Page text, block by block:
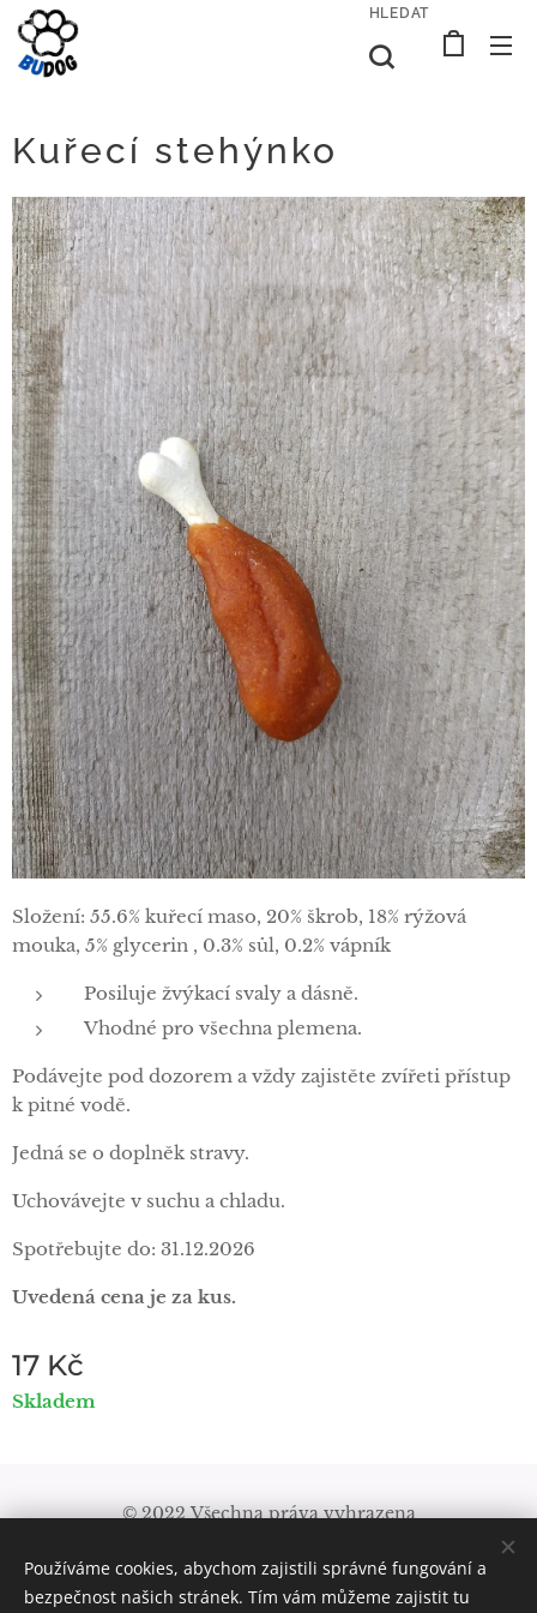
HLEDAT
Kuřecí stehýnko
Složení: 55.6% kuřecí maso, 20% škrob, 18% rýžová
mouka, 5% glycerin , 0.3% sůl, 0.2% vápník
Posiluje žvýkací svaly a dásně.
Vhodné pro všechna plemena.
Podávejte pod dozorem a vždy zajistěte zvířeti přístup
k pitné vodě.
Jedná se o doplněk stravy.
Uchovávejte v suchu a chladu.
Spotřebujte do: 31.12.2026
Uvedená cena je za kus.
17 Kč
Skladem
© 2022 Všechna práva vyhrazena
Vytvořeno službouWebnode Cookies
Používáme cookies, abychom zajistili správné fungování a
bezpečnost našich stránek. Tím vám můžeme zajistit tu